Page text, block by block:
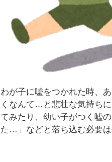
わが子に嘘をつかれた時、
くなんて…と悲壮な気持ち
てみたり、幼い子がつく嘘
た…」などと落ち込む必要は